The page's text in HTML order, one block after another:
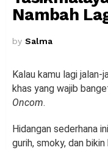
Nambah
by Salma
Kalau kamu lagi
khas yang wajib
Oncom.
Hidangan sederhana
gurih, smoky, dan